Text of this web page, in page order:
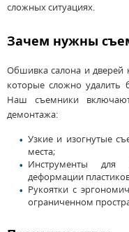
сложных ситуациях.
Зачем нужны
Обшивка салона и дверей
которые сложно удалить
Наш съемники
демонтажа:
Узкие и изогнутые
места;
Инструменты для
деформации
Рукоятки с
ограниченном